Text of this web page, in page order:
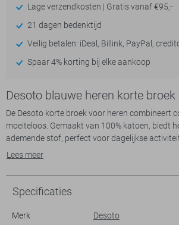
Lage verzendkosten | Gratis vanaf €95,-
21 dagen bedenktijd
Veilig betalen: iDeal, Billink, PayPal,
Spaar 4% korting bij elke aankoop
Desoto blauwe heren korte broek
De Desoto korte broek voor heren combineert
moeiteloos. Gemaakt van 100% katoen, biedt
ademende stof, perfect voor dagelijkse
een elastische boord zorgt voor een
functionaliteit en een stijlvol bloemenpatroon,
broek een zomers gevoel uit dat niet mag
Met zijn veelzijdige design is deze Desoto korte
Lees meer
Specificaties
Merk
Desoto